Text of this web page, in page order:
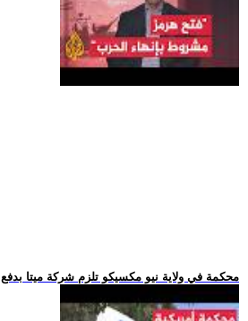
.. محكمة في ولاية نيو مكسيكو تلزم شركة ميتا بدفع 567 مليون دولا